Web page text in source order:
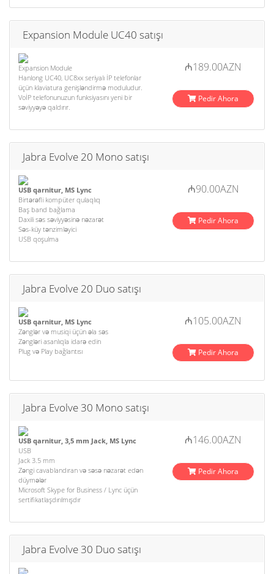
Expansion Module UC40 satışı
Expansion Module
Hanlong UC40, UC8xx seriyalı İP telefonlar
üçün klaviatura genişləndirmə moduludur.
VoİP telefonunuzun funksiyasını yeni bir
səviyyəyə qaldırır.
₼189.00AZN
Pedir Ahora
Jabra Evolve 20 Mono satışı
USB qarnitur, MS Lync
Birtərəfli kompüter qulaqlıq
Baş band bağlama
Daxili səs səviyyəsinə nəzarət
Səs-küy tənzimləyici
USB qoşulma
₼90.00AZN
Pedir Ahora
Jabra Evolve 20 Duo satışı
USB qarnitur, MS Lync
Zənglər və musiqi üçün əla səs
Zəngləri asanlıqla idarə edin
Plug və Play bağlantısı
₼105.00AZN
Pedir Ahora
Jabra Evolve 30 Mono satışı
USB qarnitur, 3,5 mm Jack, MS Lync
USB
Jack 3.5 mm
Zəngi cavablandıran və səsə nəzarət edən
düymələr
Microsoft Skype for Business / Lync üçün
sertifikatlaşdırılmışdır
₼146.00AZN
Pedir Ahora
Jabra Evolve 30 Duo satışı